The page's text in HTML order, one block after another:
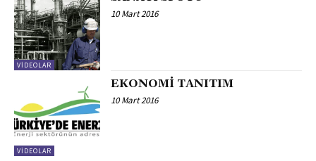
VİDEOLAR
10 Mart 2016
VİDEOLAR
EKONOMİ TANITIM
10 Mart 2016